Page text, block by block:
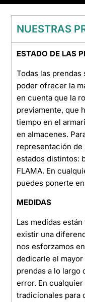
NUESTRAS
ESTADO DE LAS
Todas las
poder ofrecer la
en cuenta que la
previamente, que
tiempo en el
en almacenes.
representación de
estados distintos:
FLAMA. En
puedes ponerte
MEDIDAS
Las medidas
existir una
nos esforzamos
dedicarle el
prendas a lo largo
error. En
tradicionales para